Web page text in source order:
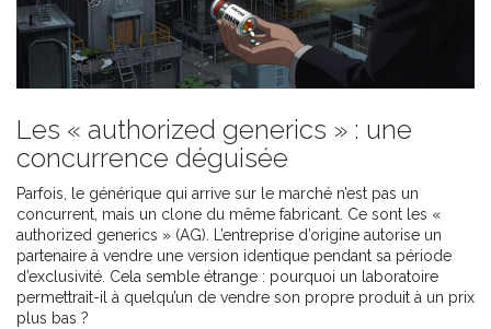
Les « authorized generics » : une
concurrence déguisée
Parfois, le générique qui arrive sur le marché n’est pas un
concurrent, mais un clone du même fabricant. Ce sont les «
authorized generics » (AG). L’entreprise d’origine autorise un
partenaire à vendre une version identique pendant sa période
d’exclusivité. Cela semble étrange : pourquoi un laboratoire
permettrait-il à quelqu’un de vendre son propre produit à un prix
plus bas ?